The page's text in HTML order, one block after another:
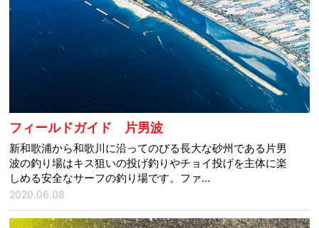
フィールドガイド 片男波
新和歌浦から和歌川に沿ってのびる長大な砂州である片男
波の釣り場はキス狙いの投げ釣りやチョイ投げを主体に楽
しめる安全なサーフの釣り場です。ファ…
2020.06.08